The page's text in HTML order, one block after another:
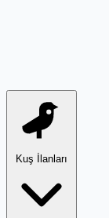
Kuş İlanları